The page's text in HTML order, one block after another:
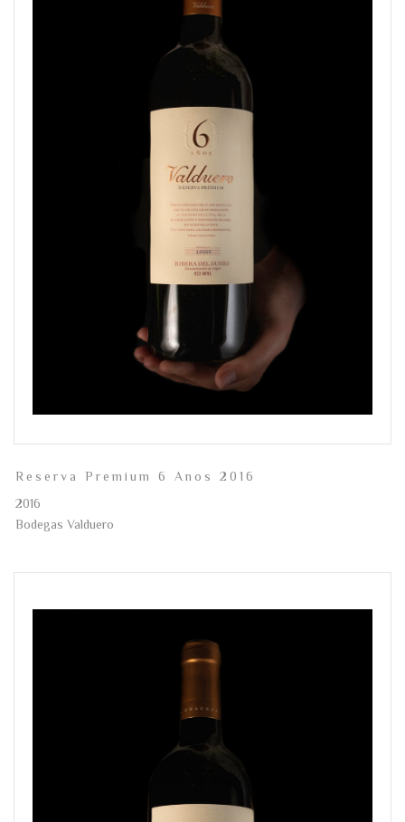
Reserva Premium 6 Anos 2016
2016
Bodegas Valduero